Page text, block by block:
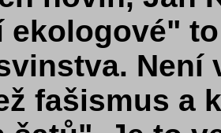
ekologové"
Není
fašismus a